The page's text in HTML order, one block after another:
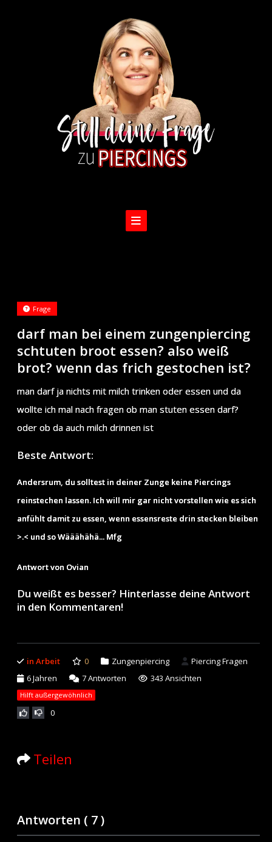
darf man bei einem zungenpiercing
schtuten broot essen? also weiß
brot? wenn das frich gestochen ist?
Frage
man darf ja nichts mit milch trinken oder essen und da
wollte ich mal nach fragen ob man stuten essen darf?
oder ob da auch milch drinnen ist
Beste Antwort:
Andersrum, du solltest in deiner Zunge keine Piercings
reinstechen lassen. Ich will mir gar nicht vorstellen wie es sich
anfühlt damit zu essen, wenn essensreste drin stecken bleiben
>.< und so Wääähähä... Mfg
Antwort von Ovian
Du weißt es besser? Hinterlasse deine Antwort
in den Kommentaren!
in Arbeit 0 Zungenpiercing
Piercing Fragen
6 Jahren
7Antworten 343 Ansichten
Hilft außergewöhnlich
0
Teilen
Antworten ( 7)